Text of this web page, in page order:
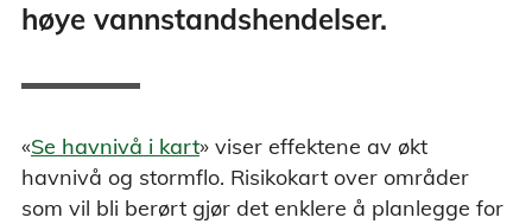
høye vannstandshendelser.
«Se havnivå i kart» viser effektene av økt
havnivå og stormflo. Risikokart over områder
som vil bli berørt gjør det enklere å planlegge for